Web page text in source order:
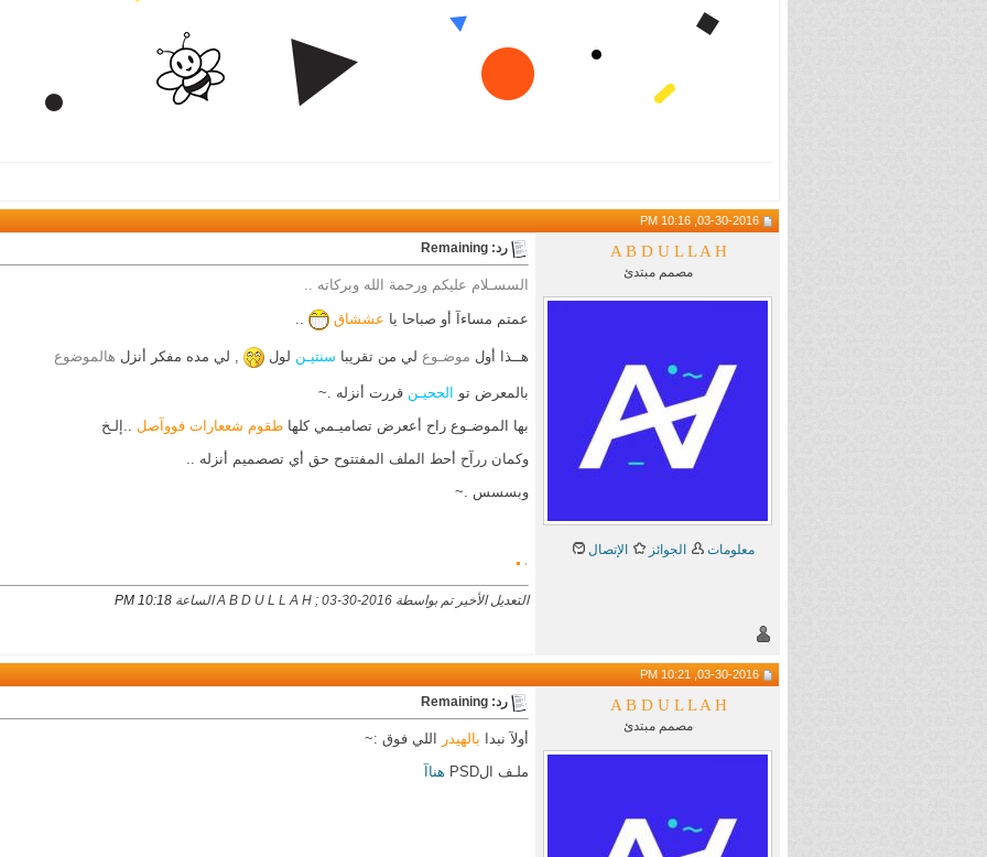
A B D U L L A H
مصمم مبتدئ
معلومات الجوائز الإتصال
رد: Remaining
السسـلام عليكم ورحمة الله وبركاته ..
عمتم مساءآ أو صباحا يا عششاق ..
هــذا أول موضـوع لي من تقريبا سنتيـن لول , لي مده مفكر أنزل هالموضوع
بالمعرض تو الححيـن قررت أنزله .~
بها الموضـوع راح أععرض تصاميـمي كلها طقوم شععارات فووآصل ..إلـخ
وكمان ررآح أحط الملف المفتتوح حق أي تصصميم أنزله ..
وبسسس .~
.
.
التعديل الأخير تم بواسطة A B D U L L A H ; 03-30-2016 الساعة 10:18 PM
A B D U L L A H
مصمم مبتدئ
رد: Remaining
أولآ نبدا بالهيدر
اللي فوق :~
ملـف الPSD
هناآ